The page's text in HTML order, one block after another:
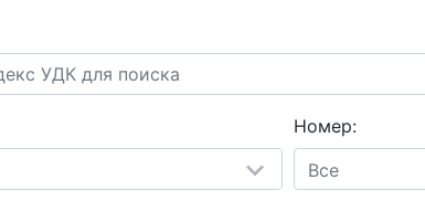
Номер:
Все